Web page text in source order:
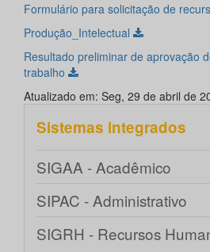
Formulário para solicitação de
Produção_Intelectual
Resultado preliminar de aprovação
trabalho
Atualizado em: Seg, 29 de abril de
Sistemas integrados
SIGAA - Acadêmico
SIPAC - Administrativo
SIGRH - Recursos